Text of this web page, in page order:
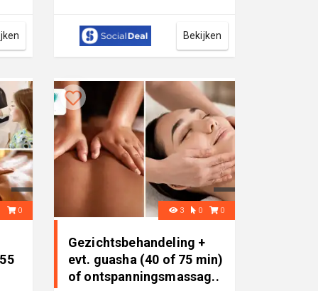
wenkbrauwen, eyeliner, liplin...
Bekijken
0 3 0 0
Gezichtsbehandeling +
evt. guasha (40 of 75 min)
of ontspanningsmassag..